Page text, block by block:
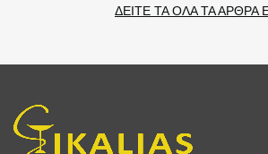
ΔΕΙΤΕ ΤΑ ΟΛΑ ΤΑ ΑΡΘΡΑ